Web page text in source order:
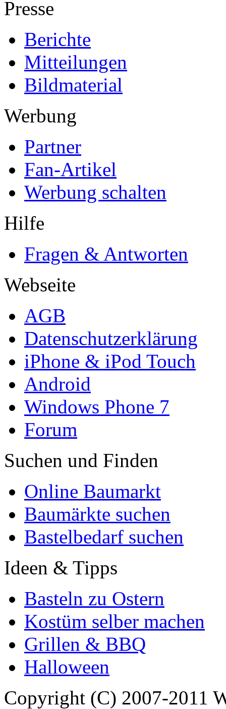
Presse
Berichte
Mitteilungen
Bildmaterial
Werbung
Partner
Fan-Artikel
Werbung schalten
Hilfe
Fragen & Antworten
Webseite
AGB
Datenschutzerklärung
iPhone & iPod Touch
Android
Windows Phone 7
Forum
Suchen und Finden
Online Baumarkt
Baumärkte suchen
Bastelbedarf suchen
Ideen & Tipps
Basteln zu Ostern
Kostüm selber machen
Grillen & BBQ
Halloween
Copyright (C) 2007-2011